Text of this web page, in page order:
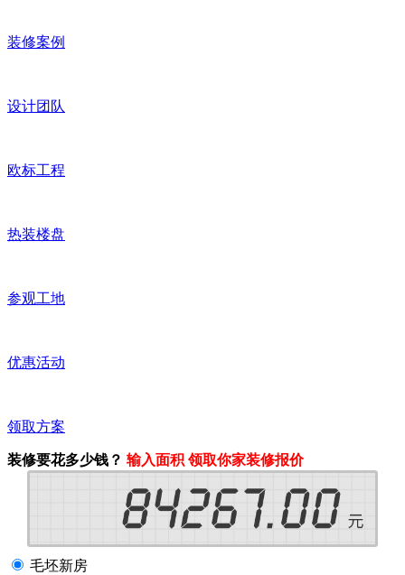
装修案例
设计团队
欧标工程
热装楼盘
参观工地
优惠活动
领取方案
装修要花多少钱？ 输入面积 领取你家装修报价
毛坯新房